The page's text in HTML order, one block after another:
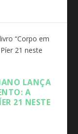
LANÇA
A
21 NESTE